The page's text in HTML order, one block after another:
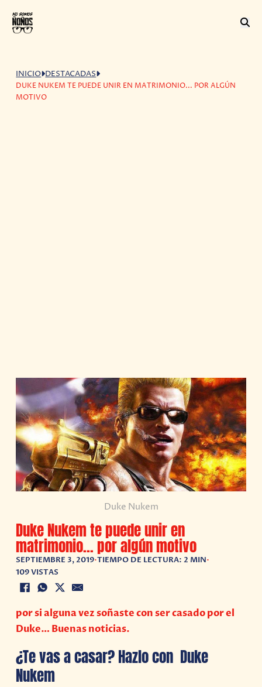
INICIO DESTACADAS
DUKE NUKEM TE PUEDE UNIR EN MATRIMONIO... POR ALGÚN
MOTIVO
Duke Nukem
Duke Nukem te puede unir en
matrimonio… por algún motivo
SEPTIEMBRE 3, 2019•TIEMPO DE LECTURA: 2 MIN•
109 VISTAS
por si alguna vez soñaste con ser casado por el
Duke… Buenas noticias.
¿Te vas a casar? Hazlo con Duke
Nukem